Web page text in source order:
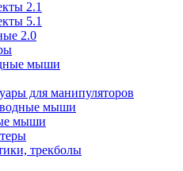
2.1
5.1
2.0
мыши
для манипуляторов
мыши
мыши
трекболы